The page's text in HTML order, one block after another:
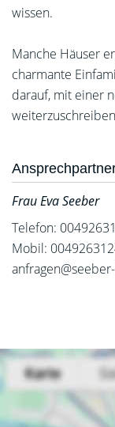
wissen.
Manche Häuser
charmante
darauf, mit einer
Frau Eva Seeber
Telefon:
Mobil: